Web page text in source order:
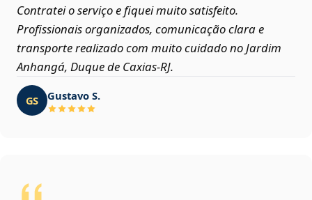
Contratei o serviço e fiquei muito satisfeito.
Profissionais organizados, comunicação clara e
transporte realizado com muito cuidado no Jardim
Anhangá, Duque de Caxias‑RJ.
GS Gustavo S.